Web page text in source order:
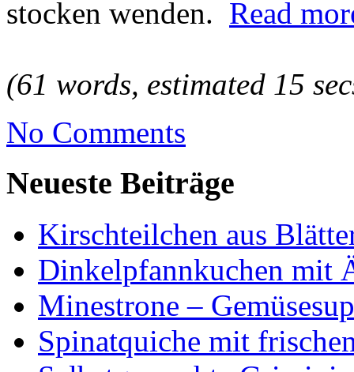
stocken wenden. Read
(61 words, estimated 15
No Comments
Neueste Beiträge
Kirschteilchen aus
Dinkelpfannkuchen mit
Minestrone –
Spinatquiche mit